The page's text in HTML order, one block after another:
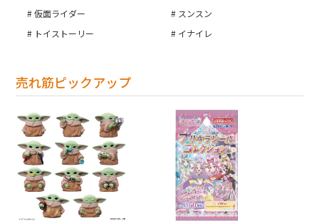
仮面ライダー
スンスン
トイストーリー
イナイレ
売れ筋ピックアップ